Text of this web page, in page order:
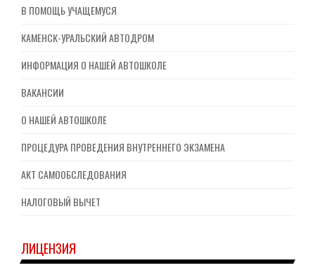
В ПОМОЩЬ УЧАЩЕМУСЯ
КАМЕНСК-УРАЛЬСКИЙ АВТОДРОМ
ИНФОРМАЦИЯ О НАШЕЙ АВТОШКОЛЕ
ВАКАНСИИ
О НАШЕЙ АВТОШКОЛЕ
ПРОЦЕДУРА ПРОВЕДЕНИЯ ВНУТРЕННЕГО ЭКЗАМЕНА
АКТ САМООБСЛЕДОВАНИЯ
НАЛОГОВЫЙ ВЫЧЕТ
ЛИЦЕНЗИЯ